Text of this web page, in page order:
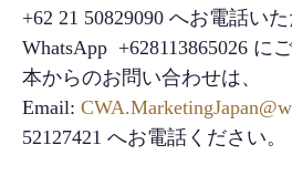
+62 21 50829090 へお電話いた
WhatsApp +628113865026 に
本からのお問い合わせは、
Email:
52127421 へお電話ください。